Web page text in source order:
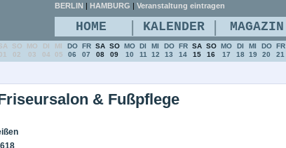
& Fußpflege
BERLIN | HAMBURG | Veranstaltung eintragen
HOME | KALENDER | MAGAZIN
01
SO
02
MO
03
DI
04
MI
05
DO
06
FR
07
SA
08
SO
09
MO
10
DI
11
MI
12
DO
13
FR
14
SA
15
SO
16
MO
17
DI
18
MI
19
DO
20
FR
21